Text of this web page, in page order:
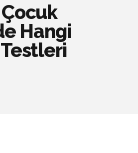
Hangi